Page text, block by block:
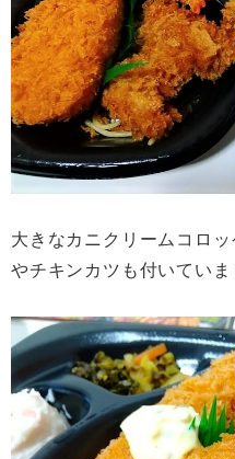
大きなカニクリームコロ
やチキンカツも付いていま